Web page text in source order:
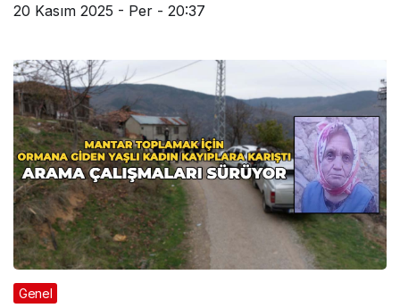
20 Kasım 2025 - Per - 20:37
Genel